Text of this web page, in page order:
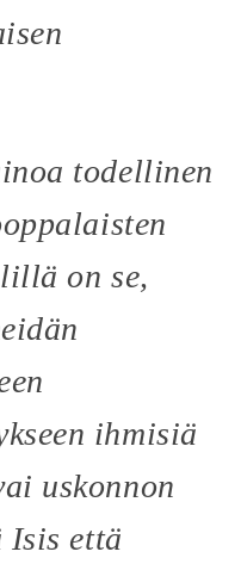
todellinen
on se,
ihmisiä
uskonnon
Isis että